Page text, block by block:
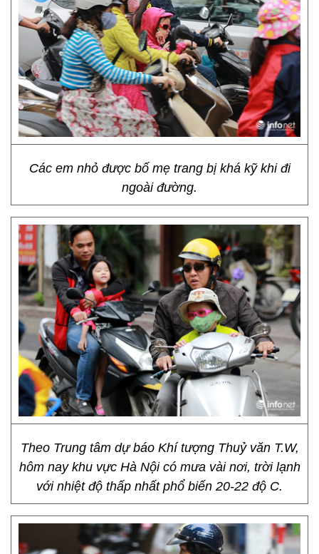
Các em nhỏ được bố mẹ trang bị khá kỹ khi đi
ngoài đường.
Theo Trung tâm dự báo Khí tượng Thuỷ văn T.W,
hôm nay khu vực Hà Nội có mưa vài nơi, trời lạnh
với nhiệt độ thấp nhất phổ biến 20-22 độ C.